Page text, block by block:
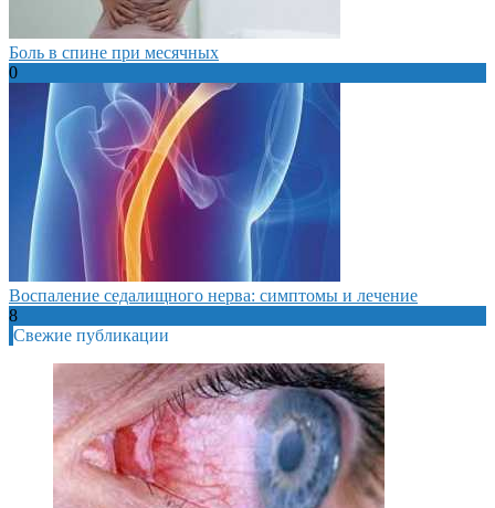
Боль в спине при месячных
0
Воспаление седалищного нерва: симптомы и лечение
8
Свежие публикации